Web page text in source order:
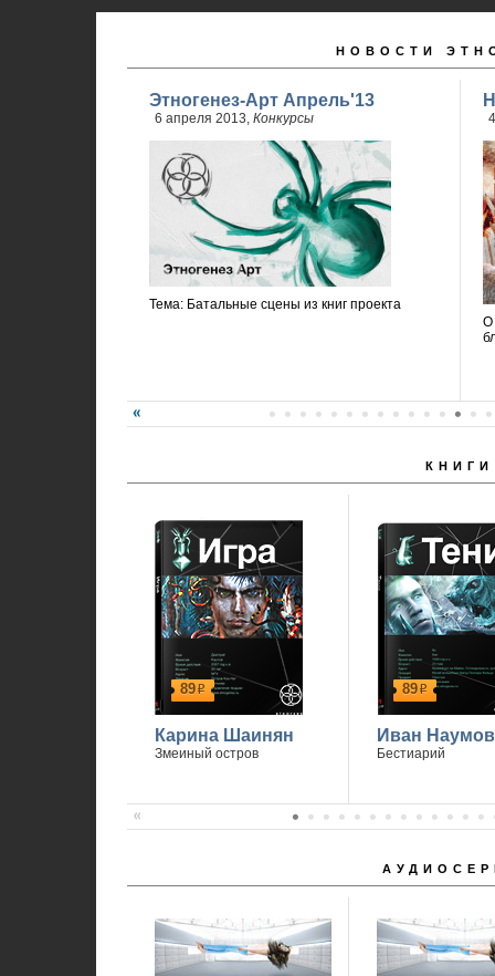
НОВОСТИ
Этногенез-Арт Апрель'13
6 апреля 2013, Конкурсы
Тема: Батальные сцены из книг проекта
О
КНИГИ
89р
Карина Шаинян
Змеиный остров
89р
Иван Наумов
Бестиарий